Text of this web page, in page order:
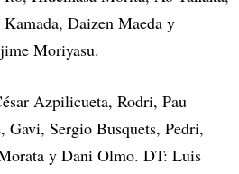
Daizen Maeda y
Moriyasu.
Azpilicueta, Rodri, Pau
Gavi, Sergio Busquets, Pedri,
y Dani Olmo. DT: Luis